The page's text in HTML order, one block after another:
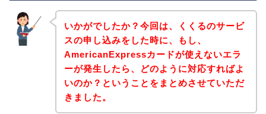
いかがでしたか？今回は、くくるのサービ
スの申し込みをした時に、もし、
AmericanExpressカードが使えないエラ
ーが発生したら、どのように対応すればよ
いのか？ということをまとめさせていただ
きました。